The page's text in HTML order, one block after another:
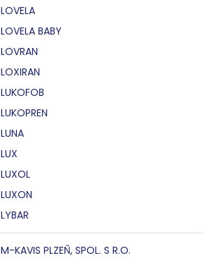
LOVELA
LOVELA BABY
LOVRAN
LOXIRAN
LUKOFOB
LUKOPREN
LUNA
LUX
LUXOL
LUXON
LYBAR
M-KAVIS PLZEŇ, SPOL. S R.O.